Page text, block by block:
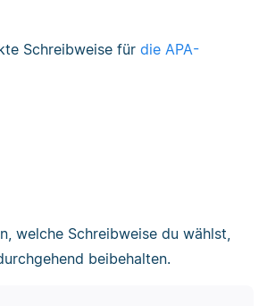
Schreibweise für die APA-
welche Schreibweise du wählst,
beibehalten.